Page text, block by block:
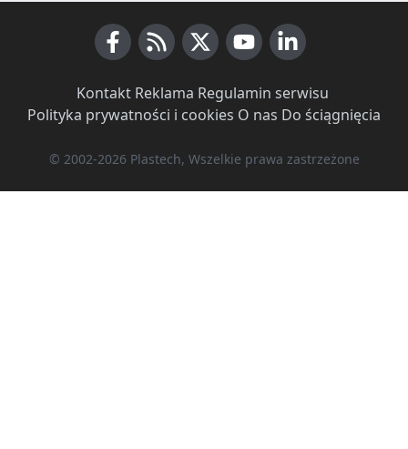
Kontakt· Reklama Regulamin serwisu
Polityka prywatności i cookies O nas Do ściągnięcia
© 2002-2026 Plastech, Wszelkie prawa zastrzeżone